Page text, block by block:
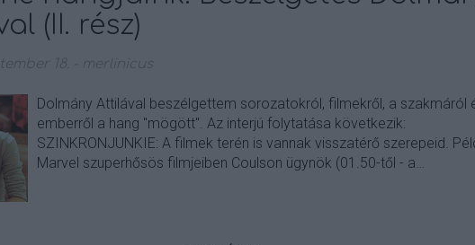
(II. rész)
18. merlinicus
Dolmány Attilával beszélgettem sorozatokról, filmekről, a szakmáról
emberről a hang "mögött". Az interjú folytatása következik:
SZINKRONJUNKIE: A filmek terén is vannak visszatérő szerepeid.
Marvel szuperhősös filmjeiben Coulson ügynök (01.50-től - a…